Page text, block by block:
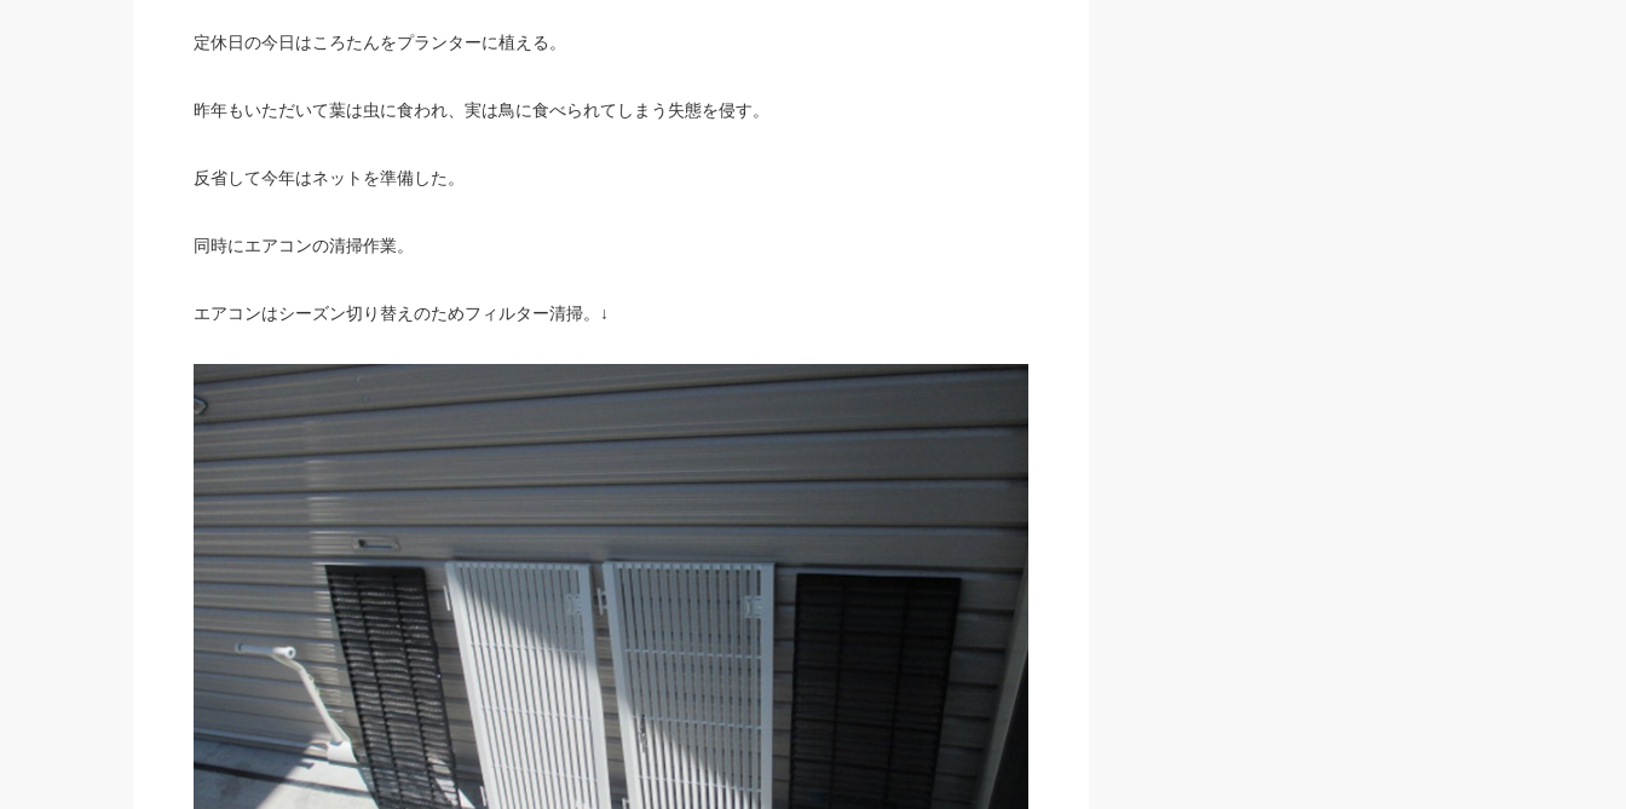
定休日の今日はころたんをプランターに植える。
昨年もいただいて葉は虫に食われ、実は鳥に食べられてしまう失態を侵す。
反省して今年はネットを準備した。
同時にエアコンの清掃作業。
エアコンはシーズン切り替えのためフィルター清掃。↓